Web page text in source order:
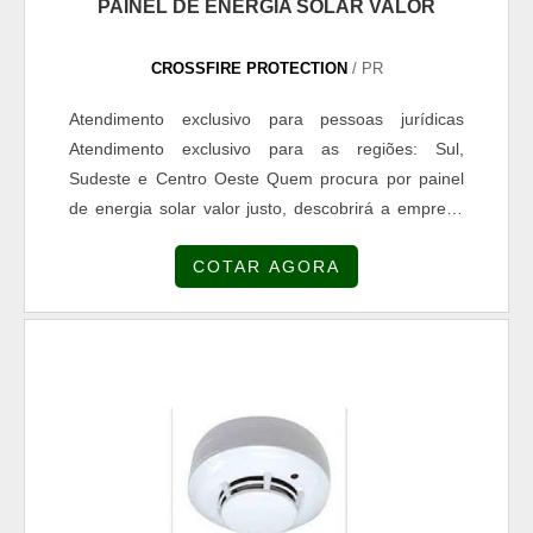
relacionados. A empresa tem como principal missão
desejam garantir a segurança do trabalho..
PAINEL DE ENERGIA SOLAR VALOR
CROSSFIRE PROTECTION / PR
Atendimento exclusivo para pessoas jurídicas
Atendimento exclusivo para as regiões: Sul,
Sudeste e Centro Oeste Quem procura por painel
de energia solar valor justo, descobrirá a empresa
companhia mais conceituada e conhecendo
economia imediata na conta de energia. DETALHES
SOBRE O PAINEL DE ENERGIA SOLAR VALOR
criar aos parceiros uma estrutura com escritório de
COTAR AGORA